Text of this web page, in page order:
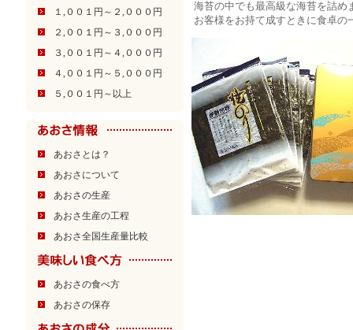
１,００１円～２,０００円
２,００１円～３,０００円
３,００１円～４,０００円
４,００１円～５,０００円
５,００１円～以上
あおさとは？
あおさについて
あおさの生産
あおさ生産の工程
あおさ全国生産量比較
あおさの食べ方
あおさの保存
海苔の中でも最高級な海苔を詰め
お客様をお持て成すときに食卓